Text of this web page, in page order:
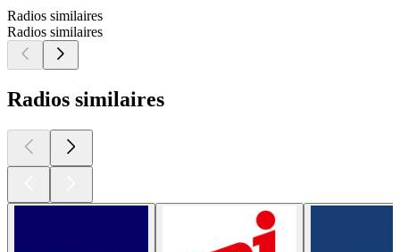
Radios similaires
Radios similaires
Radios similaires